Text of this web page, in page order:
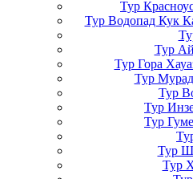
Тур
Тур Водопад Кук
Тур
Тур Гора
Тур
Тур
Тур
Тур
Тур
Тур